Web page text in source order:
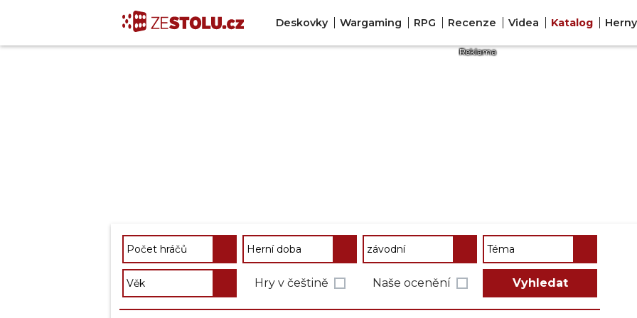
Deskovky Wargaming RPG Recenze Videa Katalog Herny
Hry v češtině Naše ocenění Vyhledat